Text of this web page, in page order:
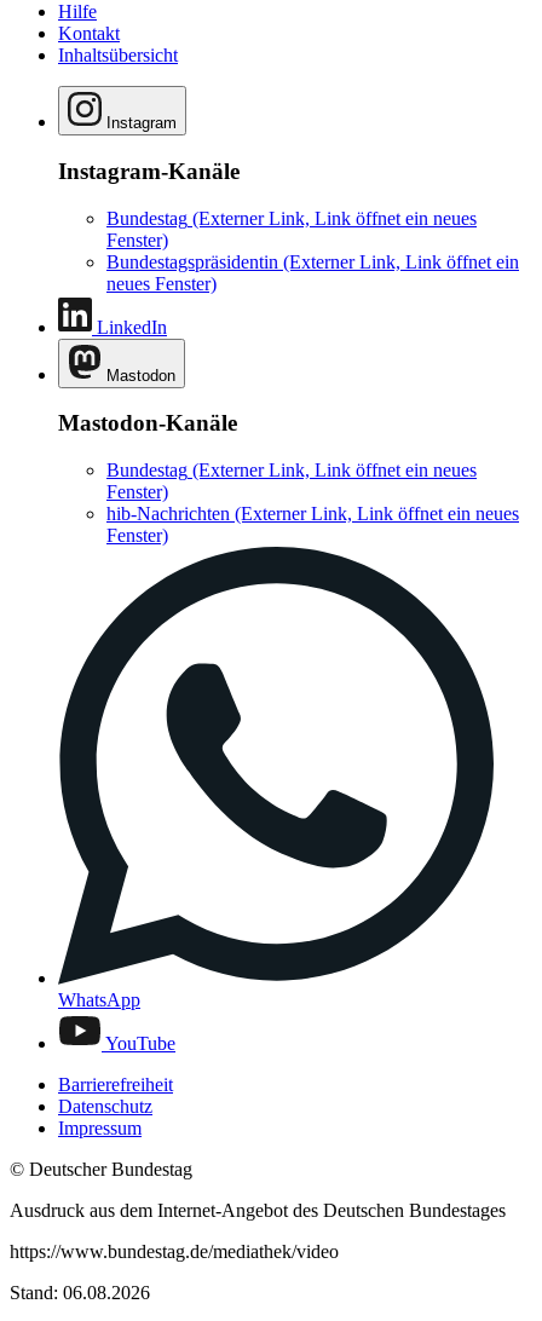
Hilfe
Kontakt
Inhaltsübersicht
Instagram
Instagram-Kanäle
Bundestag (Externer Link, Link öffnet ein neues
Fenster)
Bundestagspräsidentin (Externer Link, Link öffnet ein
neues Fenster)
LinkedIn
Mastodon
Mastodon-Kanäle
Bundestag (Externer Link, Link öffnet ein neues
Fenster)
hib-Nachrichten (Externer Link, Link öffnet ein neues
Fenster)
WhatsApp
YouTube
Barrierefreiheit
Datenschutz
Impressum
© Deutscher Bundestag
Ausdruck aus dem Internet-Angebot des Deutschen Bundestages
https://www.bundestag.de/mediathek/video
Stand: 06.08.2026